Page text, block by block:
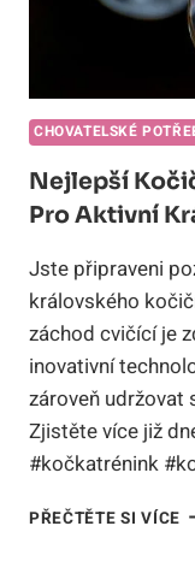
CHOVATELSKÉ
Nejlepší
Pro Aktivní
Jste připraveni
královského
záchod cvičící je
inovativní
zároveň udržovat
Zjistěte více již
#kočkatrénink
PŘEČTĚTE SI VÍCE